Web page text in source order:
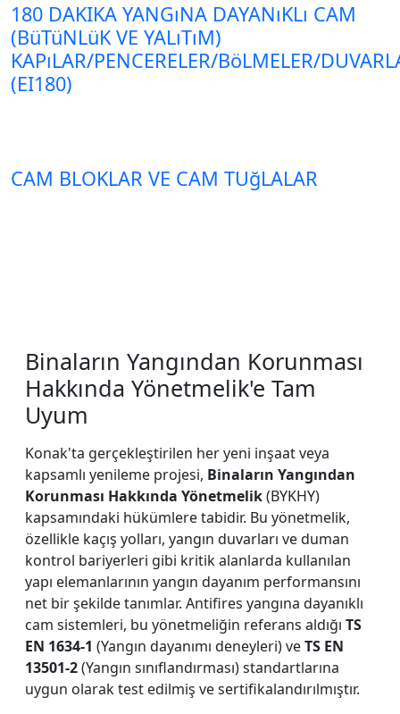
180 DAKIKA YANGıNA DAYANıKLı CAM
(BüTüNLüK VE YALıTıM)
KAPıLAR/PENCERELER/BöLMELER/
(EI180)
CAM BLOKLAR VE CAM TUğLALAR
Binaların Yangından Korunması
Hakkında Yönetmelik'e Tam
Uyum
Konak'ta gerçekleştirilen her yeni inşaat veya
kapsamlı yenileme projesi, Binaların Yangından
Korunması Hakkında Yönetmelik(BYKHY)
kapsamındaki hükümlere tabidir. Bu yönetmelik,
özellikle kaçış yolları, yangın duvarları ve duman
kontrol bariyerleri gibi kritik alanlarda kullanılan
yapı elemanlarının yangın dayanım performansını
net bir şekilde tanımlar. Antifires yangına dayanıklı
cam sistemleri, bu yönetmeliğin referans aldığı TS
EN 1634-1 (Yangın dayanımı deneyleri) veTS EN
13501-2(Yangın sınıflandırması) standartlarına
uygun olarak test edilmiş ve sertifikalandırılmıştır.